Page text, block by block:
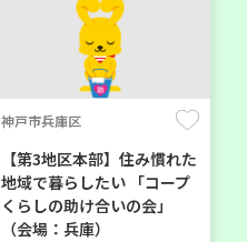
神戸市兵庫区
【第3地区本部】住み慣れた
地域で暮らしたい 「コープ
くらしの助け合いの会」
（会場：兵庫）